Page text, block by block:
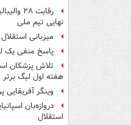
رقابت
نهایی تیم ملی
میزبانی
پاسخ منفی یک
تلاش پزشکان
هفته اول لیگ برتر
وینگر
دروازه‌بان
استقلال